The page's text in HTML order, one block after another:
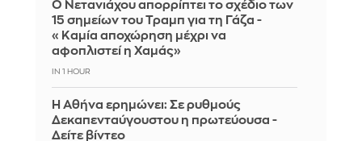
Ο Νετανιάχου απορρίπτει το σχέδιο των
15 σημείων του Τραμπ για τη Γάζα -
«Καμία αποχώρηση μέχρι να
αφοπλιστεί η Χαμάς»
IN 1 HOUR
Η Αθήνα ερημώνει: Σε ρυθμούς
Δεκαπενταύγουστου η πρωτεύουσα -
Δείτε βίντεο